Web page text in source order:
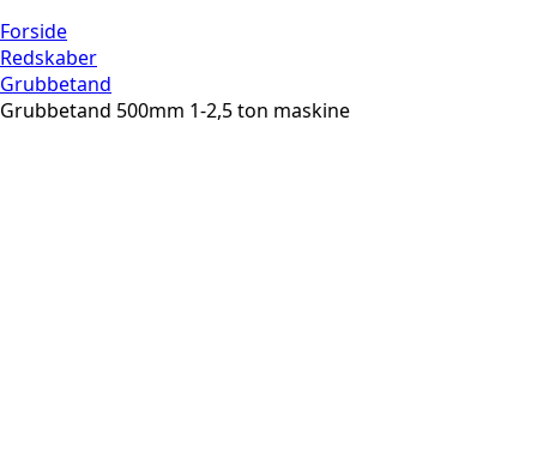
Forside
Redskaber
Grubbetand
Grubbetand 500mm 1-2,5 ton maskine